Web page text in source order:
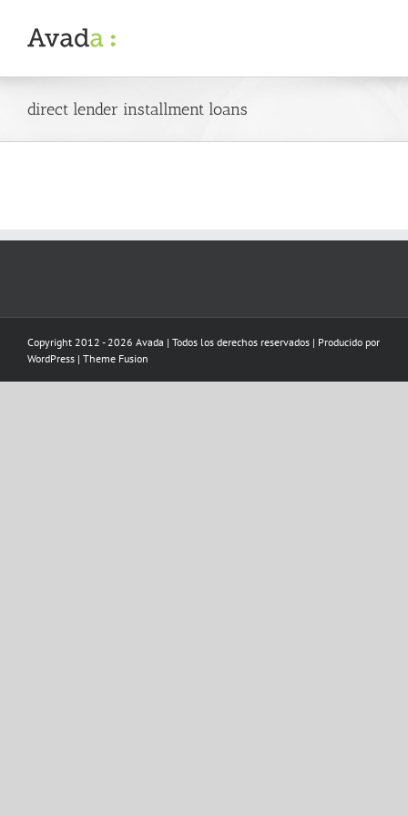
content
direct lender installment loans
Copyright 2012 - 2026 Avada | Todos los derechos reservados | Producido por
WordPress | Theme Fusion